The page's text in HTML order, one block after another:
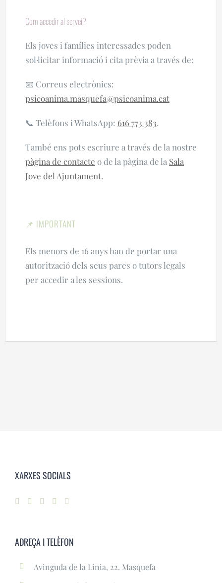
Com accedir al servei?
Els joves i famílies interessades poden
sol·licitar informació i cita prèvia a través de:
📧 Correus electrònics:
psicoanima.masquefa@psicoanima.cat
📞 Telèfons i WhatsApp: 616 773 383.
També ens pots escriure a través de la nostre
pàgina de contacte o de la pàgina de la Sala
Jove del Ajuntament.
📌 IMPORTANT
Els menors de 16 anys han de portar una
autorització dels seus pares o tutors legals
per accedir a les sessions.
XARXES SOCIALS
ADREÇA I TELÈFON
Avinguda de la Línia, 22. Masquefa